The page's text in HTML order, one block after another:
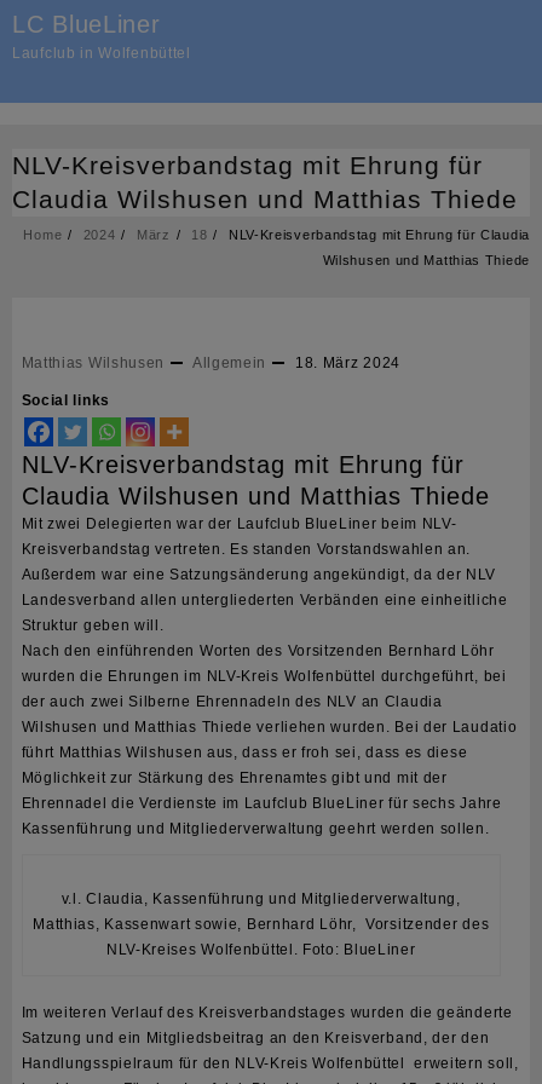
content
LC BlueLiner
Laufclub in Wolfenbüttel
NLV-Kreisverbandstag mit Ehrung für
Claudia Wilshusen und Matthias Thiede
Home 2024 März 18
NLV-Kreisverbandstag mit Ehrung für Claudia
Wilshusen und Matthias Thiede
Matthias Wilshusen Allgemein 18. März 2024
Social links
NLV-Kreisverbandstag mit Ehrung für
Claudia Wilshusen und Matthias Thiede
Mit zwei Delegierten war der Laufclub BlueLiner beim NLV-
Kreisverbandstag vertreten. Es standen Vorstandswahlen an.
Außerdem war eine Satzungsänderung angekündigt, da der NLV
Landesverband allen untergliederten Verbänden eine einheitliche
Struktur geben will.
Nach den einführenden Worten des Vorsitzenden Bernhard Löhr
wurden die Ehrungen im NLV-Kreis Wolfenbüttel durchgeführt, bei
der auch zwei Silberne Ehrennadeln des NLV an Claudia
Wilshusen und Matthias Thiede verliehen wurden. Bei der Laudatio
führt Matthias Wilshusen aus, dass er froh sei, dass es diese
Möglichkeit zur Stärkung des Ehrenamtes gibt und mit der
Ehrennadel die Verdienste im Laufclub BlueLiner für sechs Jahre
Kassenführung und Mitgliederverwaltung geehrt werden sollen.
v.l. Claudia, Kassenführung und Mitgliederverwaltung,
Matthias, Kassenwart sowie, Bernhard Löhr, Vorsitzender des
NLV-Kreises Wolfenbüttel. Foto: BlueLiner
Im weiteren Verlauf des Kreisverbandstages wurden die geänderte
Satzung und ein Mitgliedsbeitrag an den Kreisverband, der den
Handlungsspielraum für den NLV-Kreis Wolfenbüttel erweitern soll,